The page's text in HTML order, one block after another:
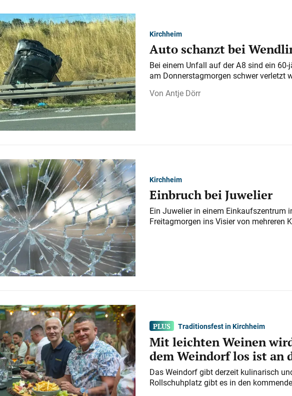
Kirchheim
Auto schanzt bei
Bei einem Unfall auf der A 8 sind ein
am Donnerstagmorgen schwer verletzt
Antje Dörr
Kirchheim
Einbruch bei Juwelier
Ein Juwelier in einem Einkaufszentrum
Freitagmorgen ins Visier von mehreren
Traditionsfest in Kirchheim
Mit leichten Weinen
dem Weindorf los ist an
Das Weindorf gibt derzeit kulinarisch
Rollschuhplatz gibt es in den